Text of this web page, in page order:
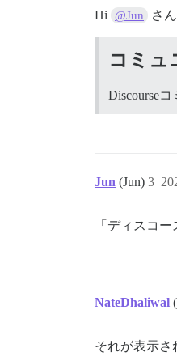
Hi @Jun さ
コミュ
Discourse
Jun (Jun) 3
「ディスコ
NateDhaliwal
それが表示さ